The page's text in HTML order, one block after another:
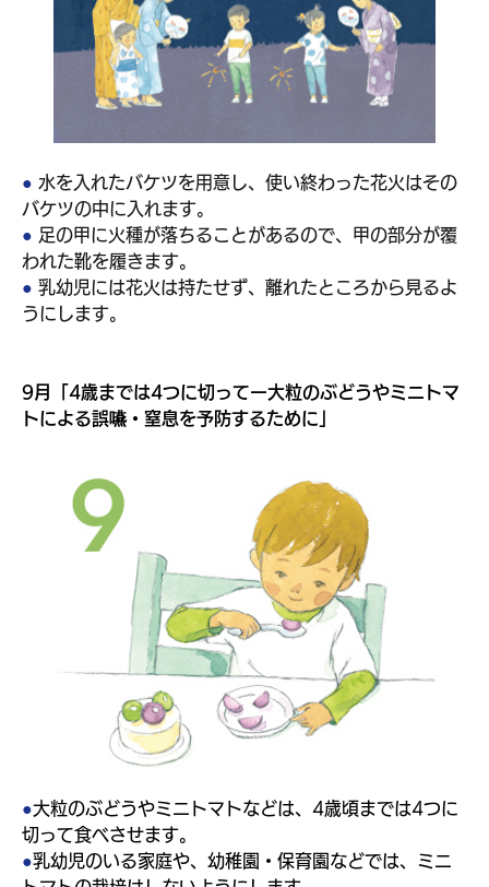
● 水を入れたバケツを用意し、使い終わった花火はその
バケツの中に入れます。
● 足の甲に火種が落ちることがあるので、甲の部分が覆
われた靴を履きます。
● 乳幼児には花火は持たせず、離れたところから見るよ
うにします。
9月「4歳までは4つに切ってー大粒のぶどうやミニトマ
トによる誤嚥・窒息を予防するために」
●大粒のぶどうやミニトマトなどは、4歳頃までは4つに
切って食べさせます。
●乳幼児のいる家庭や、幼稚園・保育園などでは、ミニ